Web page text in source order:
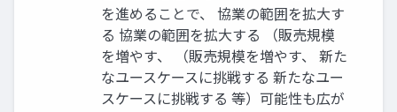
を進めることで、 協業の範囲を拡大す
る 協業の範囲を拡大する （販売規模
を増やす、 （販売規模を増やす、 新た
なユースケースに挑戦する 新たなユー
スケースに挑戦する 等）可能性も広が